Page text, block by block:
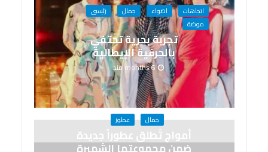
اتجاهات اضواء جمال
رئيسى
موضة
تجربة بحرية تحتفي
بالحِرفية الإيطالية
6 months منذ
جمال عطور
أمواج تُطلق عطوراً جديدة